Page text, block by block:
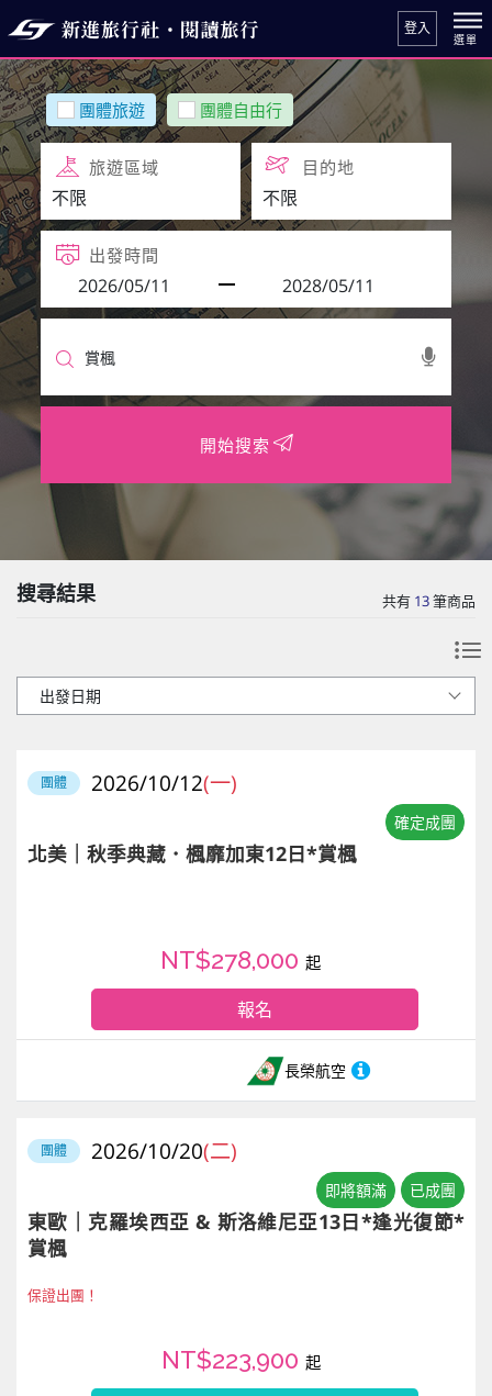
登入
團體旅遊 團體自由行
旅遊區域 目的地
出發時間
開始搜索
搜尋結果 共有 13筆商品
確定成團
團體 2026/10/12(一)
北美｜秋季典藏．楓靡加東12日*賞楓
長榮航空
NT$278,000 起
報名
即將額滿 已成團
團體 2026/10/20(二)
東歐｜克羅埃西亞 & 斯洛維尼亞13日*逢光復節*
賞楓
保證出團！
NT$223,900 起